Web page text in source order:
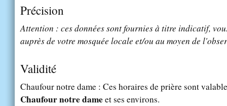
Précision
Attention : ces données sont fournies à titre indicatif,
auprès de votre mosquée locale et/ou au moyen de
Validité
Chaufour notre dame : Ces horaires de prière sont
Chaufour notre dameet ses environs.